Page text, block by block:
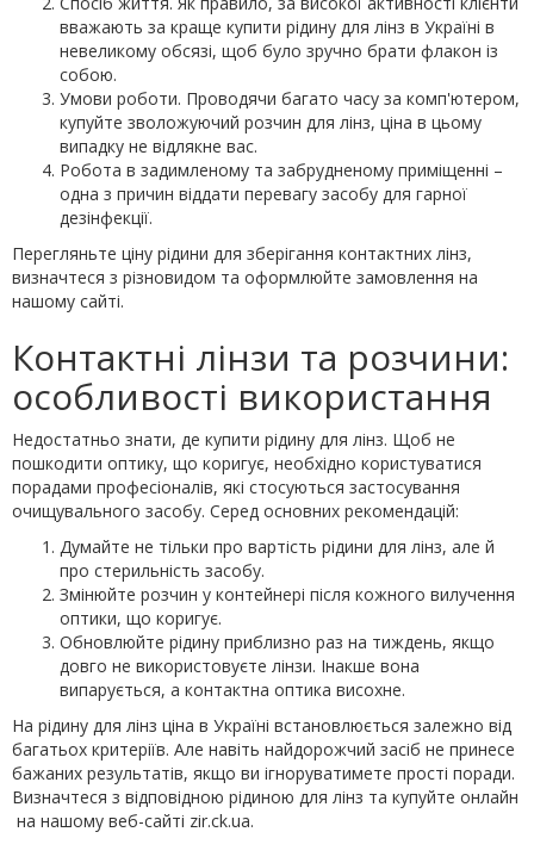
вважають за краще купити рідину для лінз в Україні в
невеликому обсязі, щоб було зручно брати флакон із
собою.
Умови роботи. Проводячи багато часу за комп'ютером,
купуйте зволожуючий розчин для лінз, ціна в цьому
випадку не відлякне вас.
Робота в задимленому та забрудненому приміщенні –
одна з причин віддати перевагу засобу для гарної
дезінфекції.
Перегляньте ціну рідини для зберігання контактних лінз,
визначтеся з різновидом та оформлюйте замовлення на
нашому сайті.
Контактні лінзи та розчини:
особливості використання
Недостатньо знати, де купити рідину для лінз. Щоб не
пошкодити оптику, що коригує, необхідно користуватися
порадами професіоналів, які стосуються застосування
очищувального засобу. Серед основних рекомендацій:
Думайте не тільки про вартість рідини для лінз, але й
про стерильність засобу.
Змінюйте розчин у контейнері після кожного вилучення
оптики, що коригує.
Обновлюйте рідину приблизно раз на тиждень, якщо
довго не використовуєте лінзи. Інакше вона
випарується, а контактна оптика висохне.
На рідину для лінз ціна в Україні встановлюється залежно від
багатьох критеріїв. Але навіть найдорожчий засіб не принесе
бажаних результатів, якщо ви ігноруватимете прості поради.
Визначтеся з відповідною рідиною для лінз та купуйте онлайн
на нашому веб-сайті zir.ck.ua.